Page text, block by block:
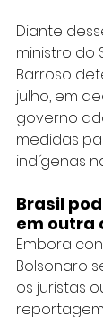
Diante
ministro do
Barroso
julho, em
governo
medidas
indígenas
Brasil
em outra
Embora
Bolsonaro
os juristas